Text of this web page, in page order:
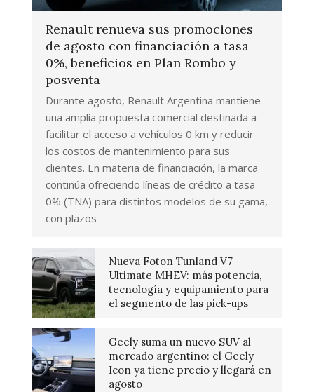
Renault renueva sus promociones
de agosto con financiación a tasa
0%, beneficios en Plan Rombo y
posventa
Durante agosto, Renault Argentina mantiene
una amplia propuesta comercial destinada a
facilitar el acceso a vehículos 0 km y reducir
los costos de mantenimiento para sus
clientes. En materia de financiación, la marca
continúa ofreciendo líneas de crédito a tasa
0% (TNA) para distintos modelos de su gama,
con plazos
Nueva Foton Tunland V7
Ultimate MHEV: más potencia,
tecnología y equipamiento para
el segmento de las pick-ups
Geely suma un nuevo SUV al
mercado argentino: el Geely
Icon ya tiene precio y llegará en
agosto